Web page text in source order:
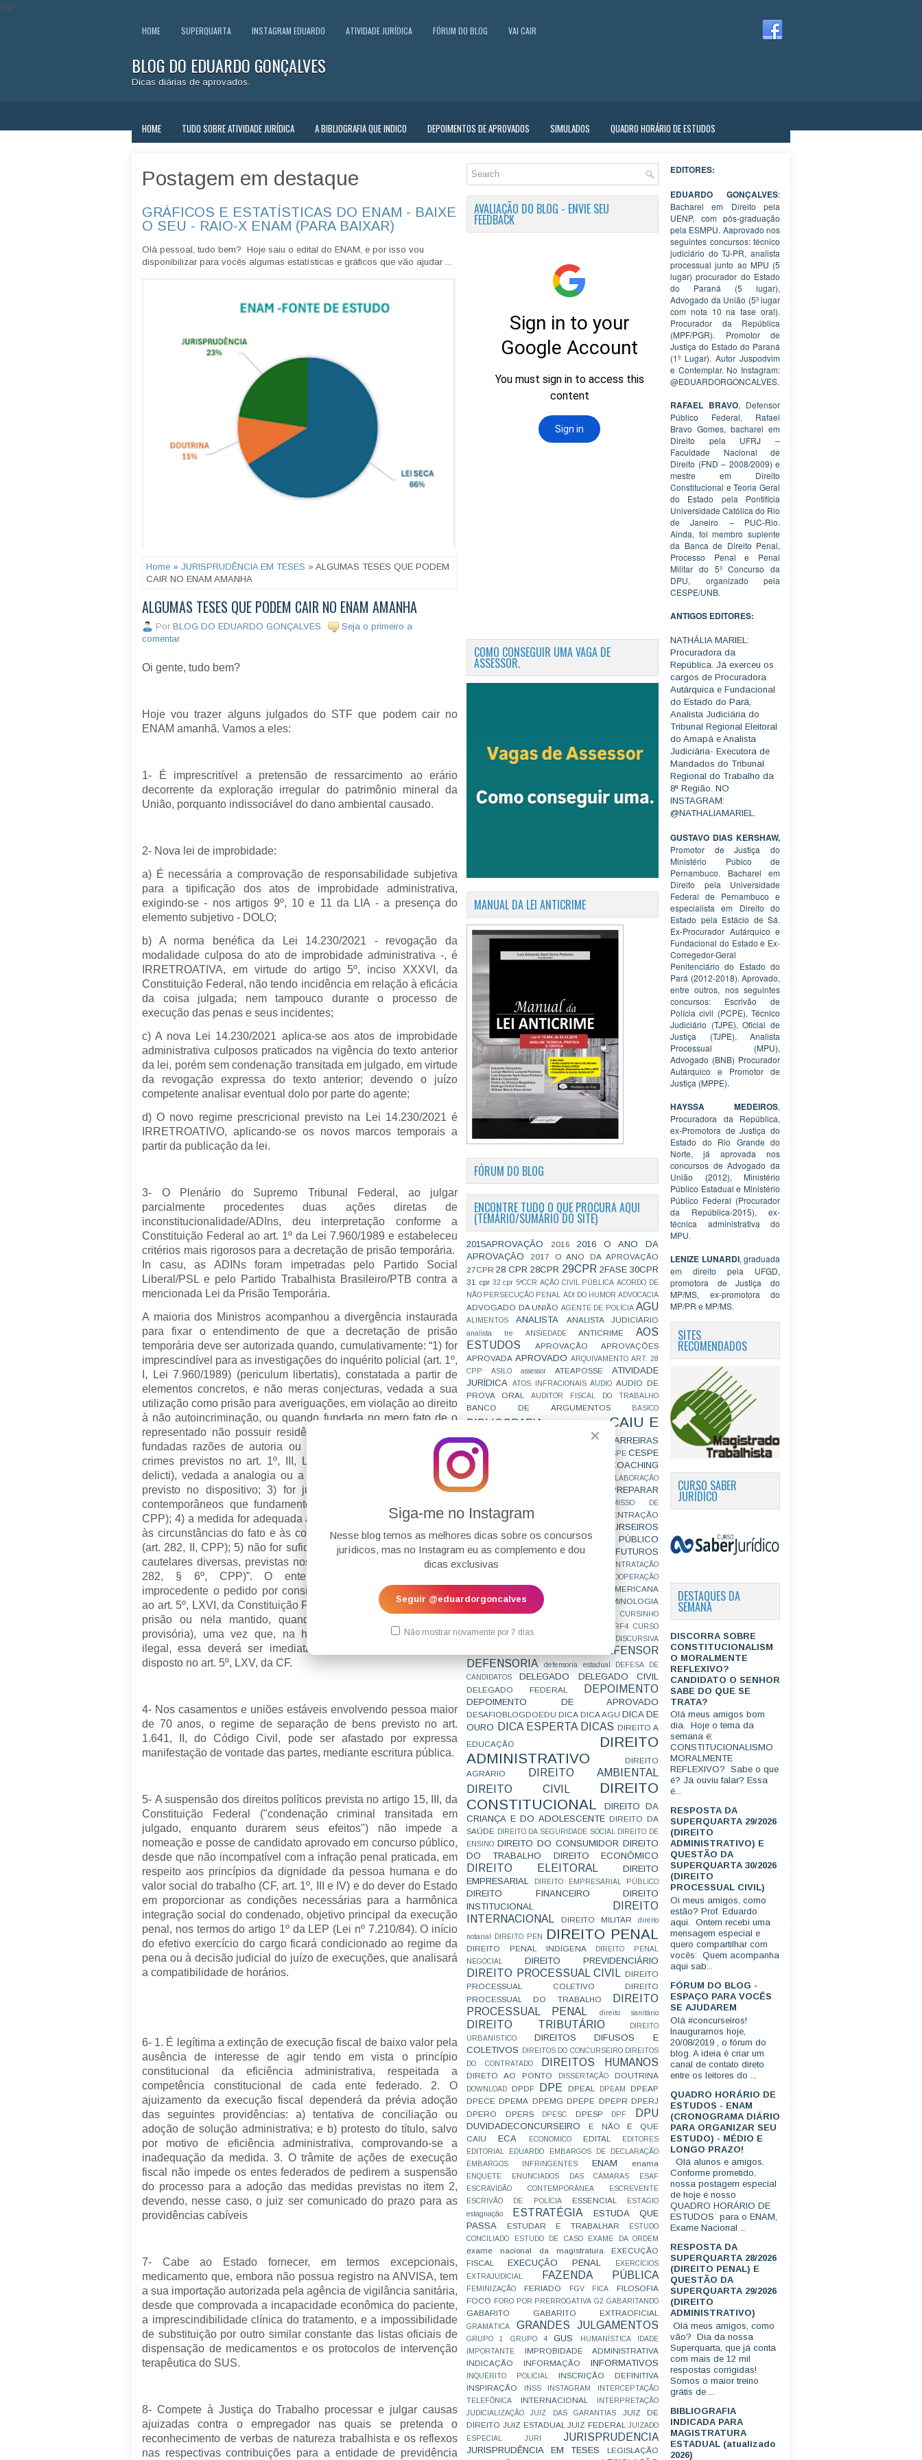
//]]>
HOME SUPERQUARTA INSTAGRAM EDUARDO ATIVIDADE JURÍDICA FÓRUM DO BLOG VAI CAIR
BLOG DO EDUARDO GONÇALVES
Dicas diárias de aprovados.
HOME TUDO SOBRE ATIVIDADE JURÍDICA A BIBLIOGRAFIA QUE INDICO DEPOIMENTOS DE APROVADOS SIMULADOS QUADRO HORÁRIO DE ESTUDOS
✕
Siga-me no Instagram
Nesse blog temos as melhores dicas sobre os concursos
jurídicos, mas no Instagram eu as complemento e dou
dicas exclusivas
Seguir @eduardorgoncalves
Não mostrar novamente por 7 dias
Postagem em destaque
GRÁFICOS E ESTATÍSTICAS DO ENAM - BAIXE
O SEU - RAIO-X ENAM (PARA BAIXAR)
Olá pessoal, tudo bem? Hoje saiu o edital do ENAM, e por isso vou
disponibilizar para vocês algumas estatísticas e gráficos que vão ajudar ...
Home » JURISPRUDÊNCIA EM TESES » ALGUMAS TESES QUE PODEM
CAIR NO ENAM AMANHA
ALGUMAS TESES QUE PODEM CAIR NO ENAM AMANHA
Por BLOG DO EDUARDO GONÇALVES
Seja o primeiro a
comentar
Oi gente, tudo bem?
Hoje vou trazer alguns julgados do STF que podem cair no
ENAM amanhã. Vamos a eles:
1- É imprescritível a pretensão de ressarcimento ao erário
decorrente da exploração irregular do patrimônio mineral da
União, porquanto indissociável do dano ambiental causado.
2- Nova lei de improbidade:
a) É necessária a comprovação de responsabilidade subjetiva
para a tipificação dos atos de improbidade administrativa,
exigindo-se - nos artigos 9º, 10 e 11 da LIA - a presença do
elemento subjetivo - DOLO;
b) A norma benéfica da Lei 14.230/2021 - revogação da
modalidade culposa do ato de improbidade administrativa -, é
IRRETROATIVA, em virtude do artigo 5º, inciso XXXVI, da
Constituição Federal, não tendo incidência em relação à eficácia
da coisa julgada; nem tampouco durante o processo de
execução das penas e seus incidentes;
c) A nova Lei 14.230/2021 aplica-se aos atos de improbidade
administrativa culposos praticados na vigência do texto anterior
da lei, porém sem condenação transitada em julgado, em virtude
da revogação expressa do texto anterior; devendo o juízo
competente analisar eventual dolo por parte do agente;
d) O novo regime prescricional previsto na Lei 14.230/2021 é
IRRETROATIVO, aplicando-se os novos marcos temporais a
partir da publicação da lei.
3- O Plenário do Supremo Tribunal Federal, ao julgar
parcialmente procedentes duas ações diretas de
inconstitucionalidade/ADIns, deu interpretação conforme a
Constituição Federal ao art. 1º da Lei 7.960/1989 e estabeleceu
critérios mais rigorosos para a decretação de prisão temporária.
In casu, as ADINs foram impetradas pelo Partido Social
Liberal/PSL e pelo Partido Trabalhista Brasileiro/PTB contra a
mencionada Lei da Prisão Temporária.
A maioria dos Ministros acompanhou a divergência instaurada
para fixar o entendimento de que a decretação de prisão
temporária deve ser autorizada quando, cumulativamente: “1) for
imprescindível para as investigações do inquérito policial (art. 1º,
I, Lei 7.960/1989) (periculum libertatis), constatada a partir de
elementos concretos, e não meras conjecturas, vedada a sua
utilização como prisão para averiguações, em violação ao direito
à não autoincriminação, ou quando fundada no mero fato de o
representado não possuir residência fixa (inciso II); 2) houver
fundadas razões de autoria ou participação do indiciado nos
crimes previstos no art. 1º, III, Lei 7.960/1989 (fumus comissi
delicti), vedada a analogia ou a interpretação extensiva do rol
previsto no dispositivo; 3) for justificada em fatos novos ou
contemporâneos que fundamentem a medida (art. 312, § 2º,
CPP); 4) a medida for adequada à gravidade concreta do crime,
às circunstâncias do fato e às condições pessoais do indiciado
(art. 282, II, CPP); 5) não for suficiente a imposição de medidas
cautelares diversas, previstas nos arts. 319 e 320 do CPP (art.
282, § 6º, CPP)”. O entendimento minoritário julgou
improcedente o pedido por considerar não haver ofensa direta
ao art. 5º, LXVI, da Constituição Federal (ninguém será levado à
prisão ou nela mantido, quando a lei admitir a liberdade
provisória), uma vez que, na hipótese de prisão temporária
ilegal, essa deverá ser imediatamente relaxada, conforme o
disposto no art. 5º, LXV, da CF.
4- Nos casamentos e uniões estáveis envolvendo pessoa maior
de 70 anos, o regime de separação de bens previsto no art.
1.641, II, do Código Civil, pode ser afastado por expressa
manifestação de vontade das partes, mediante escritura pública.
5- A suspensão dos direitos políticos prevista no artigo 15, III, da
Constituição Federal ("condenação criminal transitada em
julgado, enquanto durarem seus efeitos") não impede a
nomeação e posse de candidato aprovado em concurso público,
desde que não incompatível com a infração penal praticada, em
respeito aos princípios da dignidade da pessoa humana e do
valor social do trabalho (CF, art. 1º, III e IV) e do dever do Estado
em proporcionar as condições necessárias para a harmônica
integração social do condenado, objetivo principal da execução
penal, nos termos do artigo 1º da LEP (Lei nº 7.210/84). O início
do efetivo exercício do cargo ficará condicionado ao regime da
pena ou à decisão judicial do juízo de execuções, que analisará
a compatibilidade de horários.
6- 1. É legítima a extinção de execução fiscal de baixo valor pela
ausência de interesse de agir tendo em vista o princípio
constitucional da eficiência administrativa, respeitada a
competência constitucional de cada ente federado. 2. O
ajuizamento da execução fiscal dependerá da prévia adoção
das seguintes providências: a) tentativa de conciliação ou
adoção de solução administrativa; e b) protesto do título, salvo
por motivo de eficiência administrativa, comprovando-se a
inadequação da medida. 3. O trâmite de ações de execução
fiscal não impede os entes federados de pedirem a suspensão
do processo para a adoção das medidas previstas no item 2,
devendo, nesse caso, o juiz ser comunicado do prazo para as
providências cabíveis
7- Cabe ao Estado fornecer, em termos excepcionais,
medicamento que, embora não possua registro na ANVISA, tem
a sua importação autorizada pela agência de vigilância sanitária,
desde que comprovada a incapacidade econômica do paciente,
a imprescindibilidade clínica do tratamento, e a impossibilidade
de substituição por outro similar constante das listas oficiais de
dispensação de medicamentos e os protocolos de intervenção
terapêutica do SUS.
8- Compete à Justiça do Trabalho processar e julgar causas
ajuizadas contra o empregador nas quais se pretenda o
reconhecimento de verbas de natureza trabalhista e os reflexos
nas respectivas contribuições para a entidade de previdência
AVALIAÇÃO DO BLOG - ENVIE SEU
FEEDBACK
COMO CONSEGUIR UMA VAGA DE
ASSESSOR.
MANUAL DA LEI ANTICRIME
FÓRUM DO BLOG
ENCONTRE TUDO O QUE PROCURA AQUI
(TEMÁRIO/SUMÁRIO DO SITE)
2015APROVAÇÃO 2016
2016 O ANO DA
APROVAÇÃO
2017 O ANO DA APROVAÇÃO
27CPR 28 CPR 28CPR 29CPR 2FASE 30CPR
31 cpr 32 cpr 5ªCCR AÇÃO CIVIL PÚBLICA ACORDO DE
NÃO PERSECUÇÃO PENAL
ADI DO HUMOR ADVOCACIA
ADVOGADO DA UNIÃO AGENTE DE POLÍCIA AGU
ALIMENTOS ANALISTA ANALISTA JUDICIÁRIO
analista tre ANSIEDADE ANTICRIME
AOS
ESTUDOS
APROVAÇÃO
APROVAÇÕES
APROVADA APROVADO ARQUIVAMENTO ART. 28
CPP
ASILO assessor ATEAPOSSE
ATIVIDADE
JURÍDICA
ATOS INFRACIONAIS ÁUDIO AUDIO DE
PROVA ORAL
AUDITOR FISCAL DO TRABALHO
BANCO DE ARGUMENTOS BÁSICO
BIBLIOGRAFIA
CAIU E
VAI CAIR
CARREIRAS
CARREIRAS
JURÍDICAS
CEBRASPE CESPE
CF COACHING
CÓDIGO DE TRÂNSITO BRASILEIRO
COLABORAÇÃO
COMBATE À CORRUPÇÃO
COMO SE PREPARAR
COMPROMISSO DE
AJUSTAMENTO DE CONDUTA
CONCENTRAÇÃO
CONCURSEIROS
CONCURSO
CONCURSO PÚBLICO
CONCURSOS
CONCURSOS FUTUROS
CONCURSOS NÍVEL HARD
CONTRATAÇÃO
COOPERAÇÃO
CORTE INTERAMERICANA
CPC2015
CPI
CRIMINOLOGIA
CRONOGRAMA
CTB CURSINHO
CURSO ESTUDO DE CASO - TRF4
CURSO
PARA A SUBJETIVA
CURSO PROVA DISCURSIVA
DEFENSOR
DEFENSORIA
defensoria estadual
DEFESA DE
CANDIDATOS
DELEGADO DELEGADO CIVIL
DELEGADO FEDERAL DEPOIMENTO
DEPOIMENTO DE APROVADO
DESAFIOBLOGDOEDU DICA DICA AGU DICA DE
OURO DICA ESPERTA DICAS DIREITO A
EDUCAÇÃO
DIREITO
ADMINISTRATIVO
DIREITO
AGRÁRIO
DIREITO AMBIENTAL
DIREITO CIVIL
DIREITO
CONSTITUCIONAL
DIREITO DA
CRIANÇA E DO ADOLESCENTE DIREITO DA
SAÚDE
DIREITO DA SEGURIDADE SOCIAL
DIREITO DE
ENSINO DIREITO DO CONSUMIDOR DIREITO
DO TRABALHO
DIREITO ECONÔMICO
DIREITO ELEITORAL
DIREITO
EMPRESARIAL
DIREITO EMPRESARIAL PÚBLICO
DIREITO FINANCEIRO
DIREITO
INSTITUCIONAL
DIREITO
INTERNACIONAL
DIREITO MILITAR direito
notarial DIREITO PEN DIREITO PENAL
DIREITO PENAL INDÍGENA
DIREITO PENAL
NEGOCIAL
DIREITO PREVIDENCIÁRIO
DIREITO PROCESSUAL CIVIL
DIREITO
PROCESSUAL COLETIVO
DIREITO
PROCESSUAL DO TRABALHO
DIREITO
PROCESSUAL PENAL
direito sanitário
DIREITO TRIBUTÁRIO
DIREITO
URBANÍSTICO
DIREITOS DIFUSOS E
COLETIVOS
DIREITOS DO CONCURSEIRO DIREITOS
DO CONTRATADO
DIREITOS HUMANOS
DIRETO AO PONTO DISSERTAÇÃO DOUTRINA
DOWNLOAD DPDF DPE DPEAL DPEAM
DPEAP
DPECE DPEMA DPEMG DPEPE DPEPR DPERJ
DPERO
DPERS DPESC DPESP DPF DPU
DUVIDADECONCURSEIRO
E NÃO É QUE
CAIU
ECA ECONOMICO EDITAL
EDITORES
EDITORIAL
EDUARDO
EMBARGOS DE DECLARAÇÃO
EMBARGOS INFRINGENTES
ENAM enama
ENQUETE ENUNCIADOS DAS CÂMARAS
ESAF
ESCRAVIDÃO CONTEMPORÂNEA
ESCREVENTE
ESCRIVÃO DE POLÍCIA
ESSENCIAL
ESTÁGIO
estagnação
ESTRATÉGIA
ESTUDA QUE
PASSA
ESTUDAR E TRABALHAR
ESTUDO
CONCILIADO
ESTUDO DE CASO EXAME DA ORDEM
exame nacional da magistratura
EXECUÇÃO
FISCAL
EXECUÇÃO PENAL
EXERCÍCIOS
EXTRAJUDICIAL
FAZENDA PÚBLICA
FEMINIZAÇÃO FERIADO FGV FICA
FILOSOFIA
FOCO
FORO POR PRERROGATIVA G2 GABARITANDO
GABARITO GABARITO EXTRAOFICIAL
GRAMÁTICA GRANDES JULGAMENTOS
GRUPO 1 GRUPO 4 GUS HUMANÍSTICA
IDADE
IMPORTANTE
IMPROBIDADE ADMINISTRATIVA
INDICAÇÃO
INFORMAÇÃO INFORMATIVOS
INQUÉRITO POLICIAL
INSCRIÇÃO DEFINITIVA
INSPIRAÇÃO
INSS INSTAGRAM
INTERCEPTAÇÃO
TELEFÔNICA
INTERNACIONAL
INTERPRETAÇÃO
JUDICIALIZAÇÃO
JUIZ DAS GARANTIAS
JUIZ DE
DIREITO JUIZ ESTADUAL JUIZ FEDERAL
JUIZADO
ESPECIAL
JURI JURISPRUDENCIA
JURISPRUDÊNCIA EM TESES
LEGISLAÇÃO
EDITORES:
EDUARDO GONÇALVES:
Bacharel em Direito pela
UENP, com pós-graduação
pela ESMPU. Aaprovado nos
seguintes concursos: técnico
judiciário do TJ-PR, analista
processual junto ao MPU (5
lugar) procurador do Estado
do Paraná (5 lugar),
Advogado da União (5º lugar
com nota 10 na fase oral).
Procurador da República
(MPF/PGR). Promotor de
Justiça do Estado do Paraná
(1º Lugar). Autor Juspodvim
e Contemplar. No Instagram:
@EDUARDORGONCALVES.
RAFAEL BRAVO, Defensor
Público Federal, Rafael
Bravo Gomes, bacharel em
Direito pela UFRJ –
Faculdade Nacional de
Direito (FND – 2008/2009) e
mestre em Direito
Constitucional e Teoria Geral
do Estado pela Pontifícia
Universidade Católica do Rio
de Janeiro – PUC-Rio.
Ainda, foi membro suplente
da Banca de Direito Penal,
Processo Penal e Penal
Militar do 5º Concurso da
DPU, organizado pela
CESPE/UNB.
ANTIGOS EDITORES:
NATHÁLIA MARIEL:
Procuradora da
República. Já exerceu os
cargos de Procuradora
Autárquica e Fundacional
do Estado do Pará,
Analista Judiciária do
Tribunal Regional Eleitoral
do Amapá e Analista
Judiciária- Executora de
Mandados do Tribunal
Regional do Trabalho da
8ª Região. NO
INSTAGRAM:
@NATHALIAMARIEL.
GUSTAVO DIAS KERSHAW,
Promotor de Justiça do
Ministério Púbico de
Pernambuco. Bacharel em
Direito pela Universidade
Federal de Pernambuco e
especialista em Direito do
Estado pela Estácio de Sá.
Ex-Procurador Autárquico e
Fundacional do Estado e Ex-
Corregedor-Geral
Penitenciário do Estado do
Pará (2012-2018). Aprovado,
entre outros, nos seguintes
concursos: Escrivão de
Polícia civil (PCPE), Técnico
Judiciário (TJPE), Oficial de
Justiça (TJPE), Analista
Processual (MPU),
Advogado (BNB) Procurador
Autárquico e Promotor de
Justiça (MPPE).
HAYSSA MEDEIROS,
Procuradora da República,
ex-Promotora de Justiça do
Estado do Rio Grande do
Norte, já aprovada nos
concursos de Advogado da
União (2012), Ministério
Público Estadual e Ministério
Público Federal (Procurador
da República-2015), ex-
técnica administrativa do
MPU.
LENIZE LUNARDI, graduada
em direito pela UFGD,
promotora de Justiça do
MP/MS, ex-promotora do
MP/PR e MP/MS.
SITES
RECOMENDADOS
CURSO SABER
JURÍDICO
DESTAQUES DA
SEMANA
DISCORRA SOBRE
CONSTITUCIONALISM
O MORALMENTE
REFLEXIVO?
CANDIDATO O SENHOR
SABE DO QUE SE
TRATA?
Olá meus amigos bom
dia. Hoje o tema da
semana é:
CONSTITUCIONALISMO
MORALMENTE
REFLEXIVO? Sabe o que
é? Já ouviu falar? Essa
é...
RESPOSTA DA
SUPERQUARTA 29/2026
(DIREITO
ADMINISTRATIVO) E
QUESTÃO DA
SUPERQUARTA 30/2026
(DIREITO
PROCESSUAL CIVIL)
Oi meus amigos, como
estão? Prof. Eduardo
aqui. Ontem recebi uma
mensagem especial e
quero compartilhar com
vocês: Quem acompanha
aqui sab...
FÓRUM DO BLOG -
ESPAÇO PARA VOCÊS
SE AJUDAREM
Olá #concurseiros!
Inauguramos hoje,
20/08/2019 , o fórum do
blog. A ideia é criar um
canal de contato direto
entre os leitores do ...
QUADRO HORÁRIO DE
ESTUDOS - ENAM
(CRONOGRAMA DIÁRIO
PARA ORGANIZAR SEU
ESTUDO) - MÉDIO E
LONGO PRAZO!
Olá alunos e amigos.
Conforme prometido,
nossa postagem especial
de hoje é nosso
QUADRO HORÁRIO DE
ESTUDOS para o ENAM,
Exame Nacional ...
RESPOSTA DA
SUPERQUARTA 28/2026
(DIREITO PENAL) E
QUESTÃO DA
SUPERQUARTA 29/2026
(DIREITO
ADMINISTRATIVO)
Olá meus amigos, como
vão? Dia da nossa
Superquarta, que já conta
com mais de 12 mil
respostas corrigidas!
Somos o maior treino
grátis de ...
BIBLIOGRAFIA
INDICADA PARA
MAGISTRATURA
ESTADUAL (atualizado
2026)